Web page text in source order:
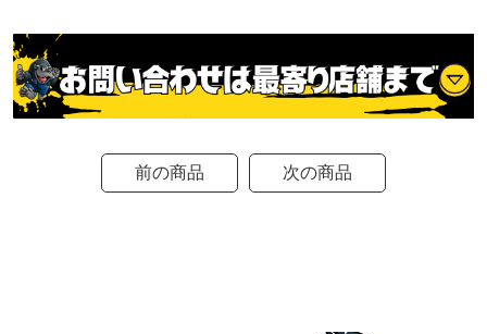
前の商品 次の商品